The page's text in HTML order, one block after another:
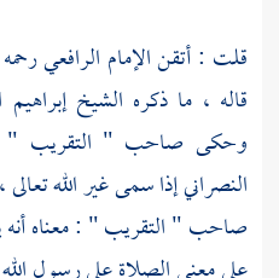
قلت : أتقن الإمام الرافعي
قاله ، ما ذكره الشيخ
وحكى صاحب " التقريب
النصراني إذا سمى غير الله
صاحب " التقريب " : معناه أنه